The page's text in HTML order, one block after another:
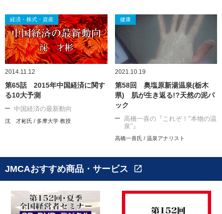
経済・株式・資産
2014.11.12
第65話 2015年中国経済に関す
る10大予測
中国経済の最新動向
沈 才彬氏 / 多摩大学 教授
健康
2021.10.19
第58回 奥塩原新湯温泉(栃木
県) 肌が生き返る!?天然の泥パ
ック
高橋一喜の『これぞ！"本物の温
泉"』
高橋一喜氏 / 温泉アナリスト
JMCAおすすめ商品・サービス open_in_new